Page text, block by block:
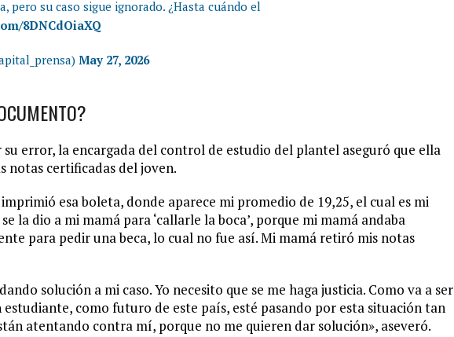
pero su caso sigue ignorado. ¿Hasta cuándo el
8DNCdOiaXQ
May 27, 2026
error, la encargada del control de estudio del plantel aseguró que ella
notas certificadas del joven.
esa boleta, donde aparece mi promedio de 19,25, el cual es mi
la dio a mi mamá para ‘callarle la boca’, porque mi mamá andaba
para pedir una beca, lo cual no fue así. Mi mamá retiró mis notas
solución a mi caso. Yo necesito que se me haga justicia. Como va a ser
estudiante, como futuro de este país, esté pasando por esta situación tan
atentando contra mí, porque no me quieren dar solución», aseveró.